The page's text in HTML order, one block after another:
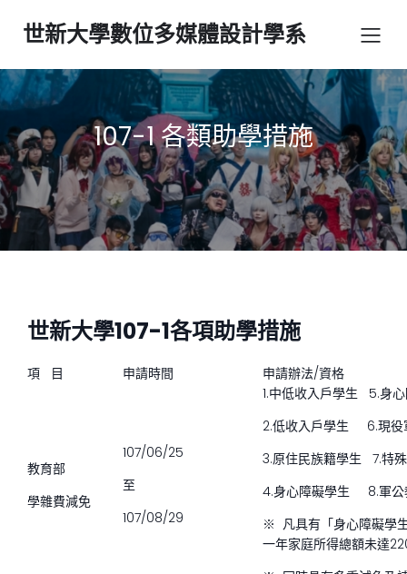
世新大學數位多媒體設計學系
107-1 各類助學措施
世新大學107-1各項助學措施
項 目 申請時間 申請辦法/資格
教育部
學雜費減免
107/06/25
至
107/08/29
1.中低收入戶學生 5.身
2.低收入戶學生 6.現役
3.原住民族籍學生 7.特
4.身心障礙學生 8.軍公
※ 凡具有「身心障礙學
一年家庭所得總額未達